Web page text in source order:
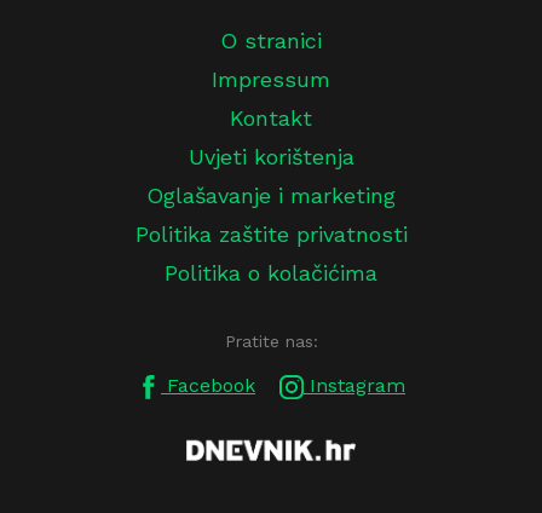
O stranici
Impressum
Kontakt
Uvjeti korištenja
Oglašavanje i marketing
Politika zaštite privatnosti
Politika o kolačićima
Pratite nas:
Facebook Instagram